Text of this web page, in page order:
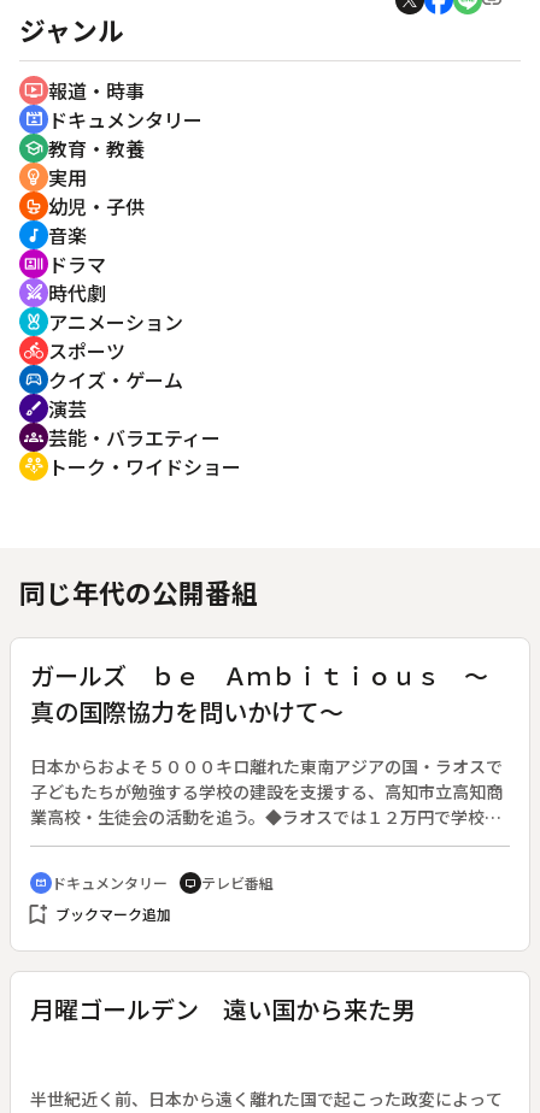
ジャンル
ondemand_video 報道・時事
cinematic_blur ドキュメンタリー
school 教育・教養
emoji_objects 実用
crib 幼児・子供
music_note 音楽
recent_actors ドラマ
swords 時代劇
cruelty_free アニメーション
directions_bike スポーツ
sports_esports クイズ・ゲーム
brush 演芸
groups 芸能・バラエティー
adaptive_audio_mic トーク・ワイドショー
同じ年代の公開番組
ガールズ ｂｅ Ａｍｂｉｔｉｏｕｓ ～
真の国際協力を問いかけて～
日本からおよそ５０００キロ離れた東南アジアの国・ラオスで
子どもたちが勉強する学校の建設を支援する、高知市立高知商
業高校・生徒会の活動を追う。◆ラオスでは１２万円で学校が
建てられることを新聞で知った先輩たちが、１８年前からラオ
スを訪問し、子供達と交流して学校建設を支援してきた。商業
高校らしく“模擬株式会社”を作って資金を集め、ラオスで商品
を買い入れて販売。その利益が学校建設のための寄付金とな
は地元商店街で商品を販売。生徒会のメンバーはぶつかりなが
らも目標を達成し、ラオスに新しい学校を建設することができ
た。
cinematic_blur ドキュメンタリー tv テレビ番組
bookmark_add ブックマーク追加
月曜ゴールデン 遠い国から来た男
半世紀近く前、日本から遠く離れた国で起こった政変によって